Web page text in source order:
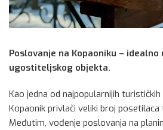
Poslovanje na Kopaoniku –
ugostiteljskog objekta.
Kao jedna od najpopularnijih turističkih
Kopaonik privlači veliki broj
Međutim, vođenje poslovanja na